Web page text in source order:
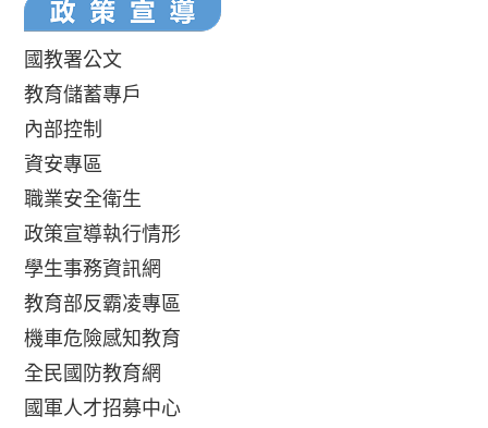
國教署公文
教育儲蓄專戶
內部控制
資安專區
職業安全衛生
政策宣導執行情形
學生事務資訊網
教育部反霸凌專區
機車危險感知教育
全民國防教育網
國軍人才招募中心